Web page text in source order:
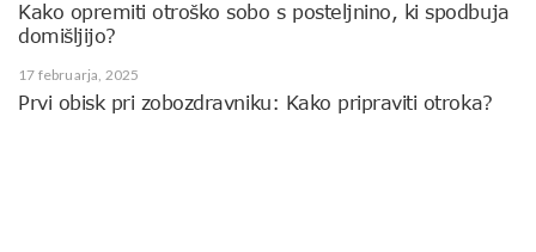
Kako opremiti otroško sobo s posteljnino, ki spodbuja
domišljijo?
17 februarja, 2025
Prvi obisk pri zobozdravniku: Kako pripraviti otroka?